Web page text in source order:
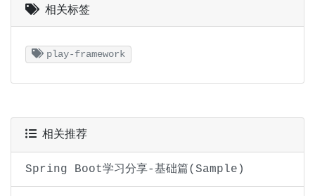
相关标签
play-framework
相关推荐
Spring Boot学习分享-基础篇(Sample)